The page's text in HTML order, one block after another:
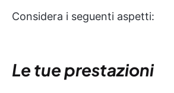
Considera i seguenti aspetti:
Le tue prestazioni